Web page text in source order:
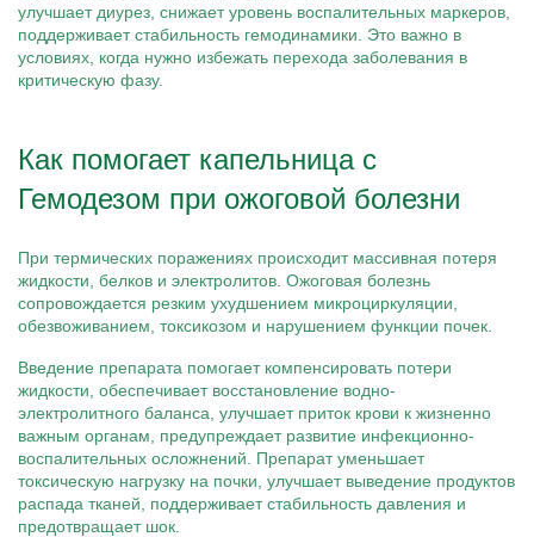
улучшает диурез, снижает уровень воспалительных маркеров,
поддерживает стабильность гемодинамики. Это важно в
условиях, когда нужно избежать перехода заболевания в
критическую фазу.
Как помогает капельница с
Гемодезом при ожоговой болезни
При термических поражениях происходит массивная потеря
жидкости, белков и электролитов. Ожоговая болезнь
сопровождается резким ухудшением микроциркуляции,
обезвоживанием, токсикозом и нарушением функции почек.
Введение препарата помогает компенсировать потери
жидкости, обеспечивает восстановление водно-
электролитного баланса, улучшает приток крови к жизненно
важным органам, предупреждает развитие инфекционно-
воспалительных осложнений. Препарат уменьшает
токсическую нагрузку на почки, улучшает выведение продуктов
распада тканей, поддерживает стабильность давления и
предотвращает шок.